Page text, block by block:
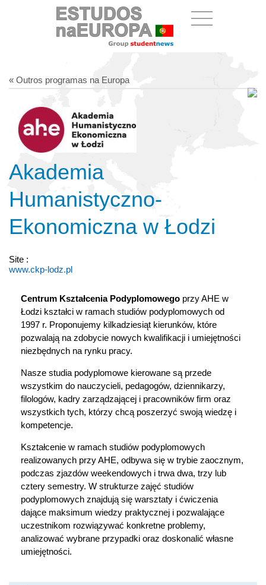
« Outros programas na Europa
Akademia
Humanistyczno-
Ekonomiczna w Łodzi
Site :
www.ckp-lodz.pl
Centrum Kształcenia Podyplomowego przy AHE w
Łodzi kształci w ramach studiów podyplomowych od
1997 r. Proponujemy kilkadziesiąt kierunków, które
pozwalają na zdobycie nowych kwalifikacji i umiejętności
niezbędnych na rynku pracy.
Nasze studia podyplomowe kierowane są przede
wszystkim do nauczycieli, pedagogów, dziennikarzy,
filologów, kadry zarządzającej i pracowników firm oraz
wszystkich tych, którzy chcą poszerzyć swoją wiedzę i
kompetencje.
Kształcenie w ramach studiów podyplomowych
realizowanych przy AHE, odbywa się w trybie zaocznym,
podczas zjazdów weekendowych i trwa dwa, trzy lub
cztery semestry. W strukturze zajęć studiów
podyplomowych znajdują się warsztaty i ćwiczenia
dające maksimum wiedzy praktycznej i pozwalające
uczestnikom rozwiązywać konkretne problemy,
analizować wybrane przypadki oraz doskonalić własne
umiejętności.